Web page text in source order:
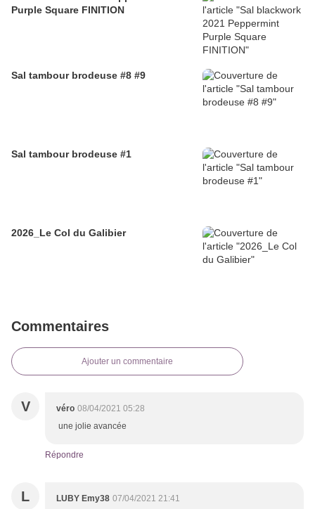
Purple Square FINITION
Sal tambour brodeuse #8 #9
Sal tambour brodeuse #1
2026_Le Col du Galibier
Commentaires
Ajouter un commentaire
V véro 08/04/2021 05:28
une jolie avancée
Répondre
L LUBY Emy38 07/04/2021 21:41